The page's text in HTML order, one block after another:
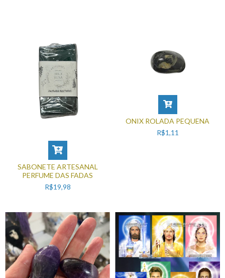
SABONETE ARTESANAL
PERFUME DAS FADAS
R$19,98
ONIX ROLADA PEQUENA
R$1,11